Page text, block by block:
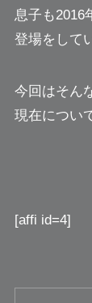
息子も2016
登場をして
今回はそん
現在につい
[affi id=4]